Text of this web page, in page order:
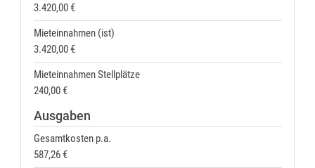
3.420,00 €
Mieteinnahmen (ist)
3.420,00 €
Mieteinnahmen Stellplätze
240,00 €
Ausgaben
Gesamtkosten p.a.
587,26 €